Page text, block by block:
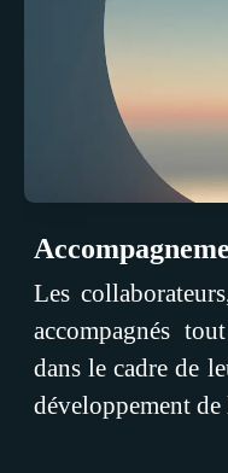
Les
accompagnés
dans le cadre de
développement de